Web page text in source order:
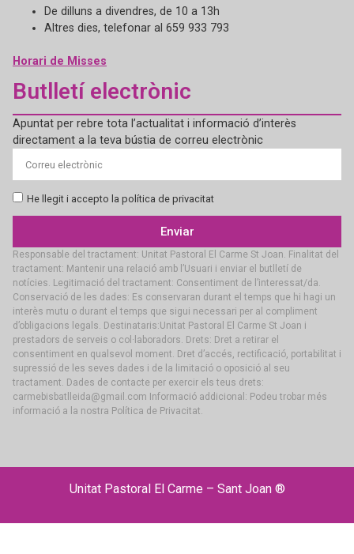
De dilluns a divendres, de 10 a 13h
Altres dies, telefonar al 659 933 793
Horari de Misses
Butlletí electrònic
Apuntat per rebre tota l’actualitat i informació d’interès
directament a la teva bústia de correu electrònic
He llegit i accepto la política de privacitat
Enviar
Responsable del tractament: Unitat Pastoral El Carme St Joan. Finalitat del
tractament: Mantenir una relació amb l’Usuari i enviar el butlletí de
notícies. Legitimació del tractament: Consentiment de l’interessat/da.
Conservació de les dades: Es conservaran durant el temps que hi hagi un
interès mutu o durant el temps que sigui necessari per al compliment
d’obligacions legals. Destinataris:Unitat Pastoral El Carme St Joan i
prestadors de serveis o col·laboradors. Drets: Dret a retirar el
consentiment en qualsevol moment. Dret d’accés, rectificació, portabilitat i
supressió de les seves dades i de la limitació o oposició al seu
tractament. Dades de contacte per exercir els teus drets:
carmebisbatlleida@gmail.com Informació addicional: Podeu trobar més
informació a la nostra Política de Privacitat.
Unitat Pastoral El Carme – Sant Joan ®